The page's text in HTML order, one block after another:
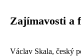
Zajímavosti a
Václav Skala, český